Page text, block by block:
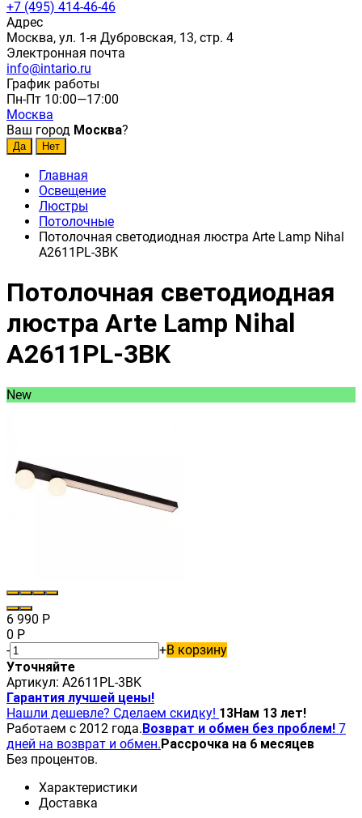
+7 (495) 414-46-46
Адрес
Москва, ул. 1-я Дубровская, 13, стр. 4
Электронная почта
info@intario.ru
График работы
Пн-Пт 10:00—17:00
Москва
Ваш город Москва?
Главная
Освещение
Люстры
Потолочные
Потолочная светодиодная люстра Arte Lamp Nihal
A2611PL-3BK
Потолочная светодиодная
люстра Arte Lamp Nihal
A2611PL-3BK
New
6 990 Р
0 Р
-
+В корзину
Уточняйте
Артикул: A2611PL-3BK
Гарантия лучшей цены!
Нашли дешевле? Сделаем скидку! 13Нам 13 лет!
Работаем с 2012 года.Возврат и обмен без проблем! 7
дней на возврат и обмен.Рассрочка на 6 месяцев
Без процентов.
Характеристики
Доставка